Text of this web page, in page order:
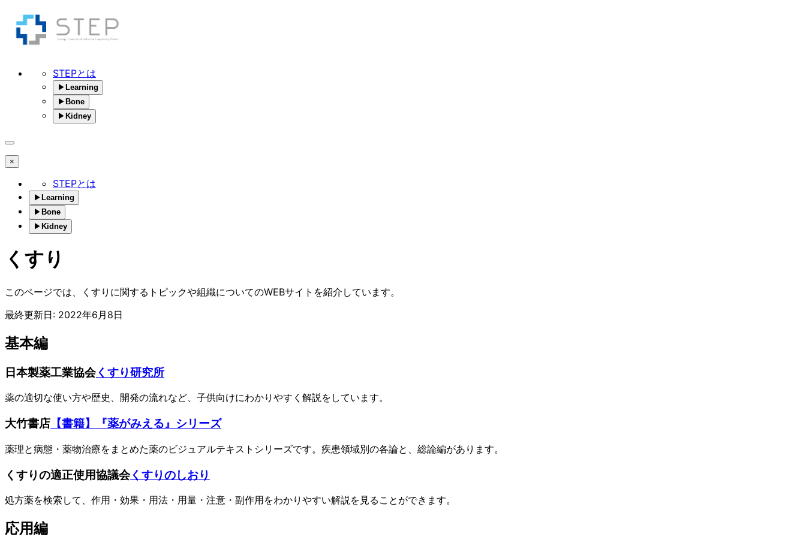
STEPとは
▶ Learning
▶ Bone
▶ Kidney
×
STEPとは
▶ Learning
▶ Bone
▶ Kidney
くすり
このページでは、くすりに関するトピックや組織についてのWEBサイトを紹介しています。
最終更新日: 2022年6月8日
基本編
日本製薬工業協会くすり研究所
薬の適切な使い方や歴史、開発の流れなど、子供向けにわかりやすく解説をしています。
大竹書店 【書籍】『薬がみえる』シリーズ
薬理と病態・薬物治療をまとめた薬のビジュアルテキストシリーズです。疾患領域別の各論と、総論編があります。
くすりの適正使用協議会くすりのしおり
処方薬を検索して、作用・効果・用法・用量・注意・副作用をわかりやすい解説を見ることができます。
応用編